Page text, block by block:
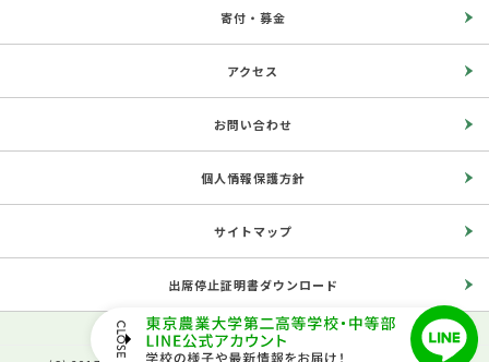
寄付・募金
アクセス
お問い合わせ
個人情報保護方針
サイトマップ
出席停止証明書ダウンロード